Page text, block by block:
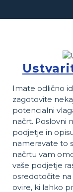
Imate odlično
zagotovite
potencialni
načrt. Poslovni
podjetje in
nameravate to
načrtu vam
vaše podjetje
osredotočite
ovire, ki lahko